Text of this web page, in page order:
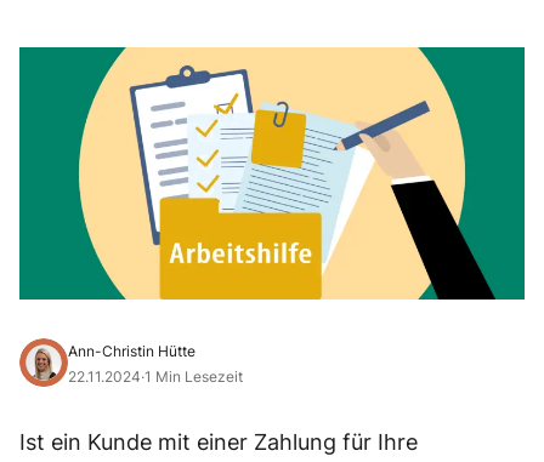
Ann-Christin Hütte
22.11.2024·1 Min Lesezeit
Ist ein Kunde mit einer Zahlung für Ihre